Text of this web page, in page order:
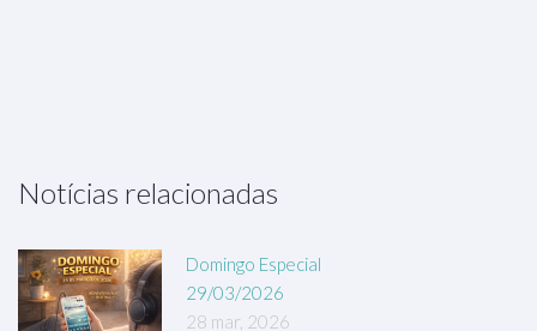
Notícias relacionadas
Domingo Especial
29/03/2026
28 mar, 2026